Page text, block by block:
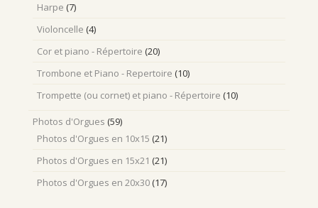
Harpe (7)
Violoncelle (4)
Cor et piano - Répertoire (20)
Trombone et Piano - Repertoire (10)
Trompette (ou cornet) et piano - Répertoire (10)
Photos d'Orgues (59)
Photos d'Orgues en 10x15 (21)
Photos d'Orgues en 15x21 (21)
Photos d'Orgues en 20x30 (17)